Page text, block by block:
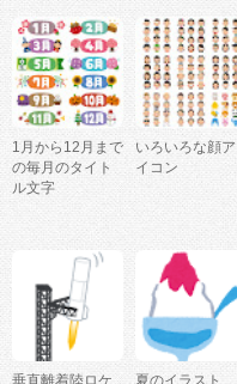
1月から12月まで
の毎月のタイト
ル文字
いろいろな顔ア
イコン